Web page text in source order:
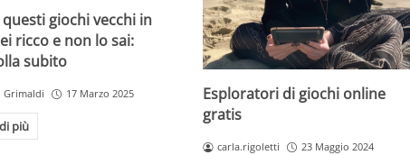
questi giochi vecchi in
ricco e non lo sai:
subito
Grimaldi 17 Marzo 2025
più
Esploratori di giochi online
gratis
carla.rigoletti 23 Maggio 2024